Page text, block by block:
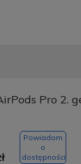
Pro 2.
Powiadom
o
dostępności